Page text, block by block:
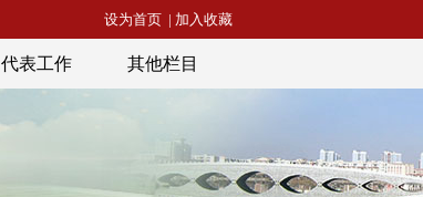
设为首页 | 加入收藏
代表工作 其他栏目